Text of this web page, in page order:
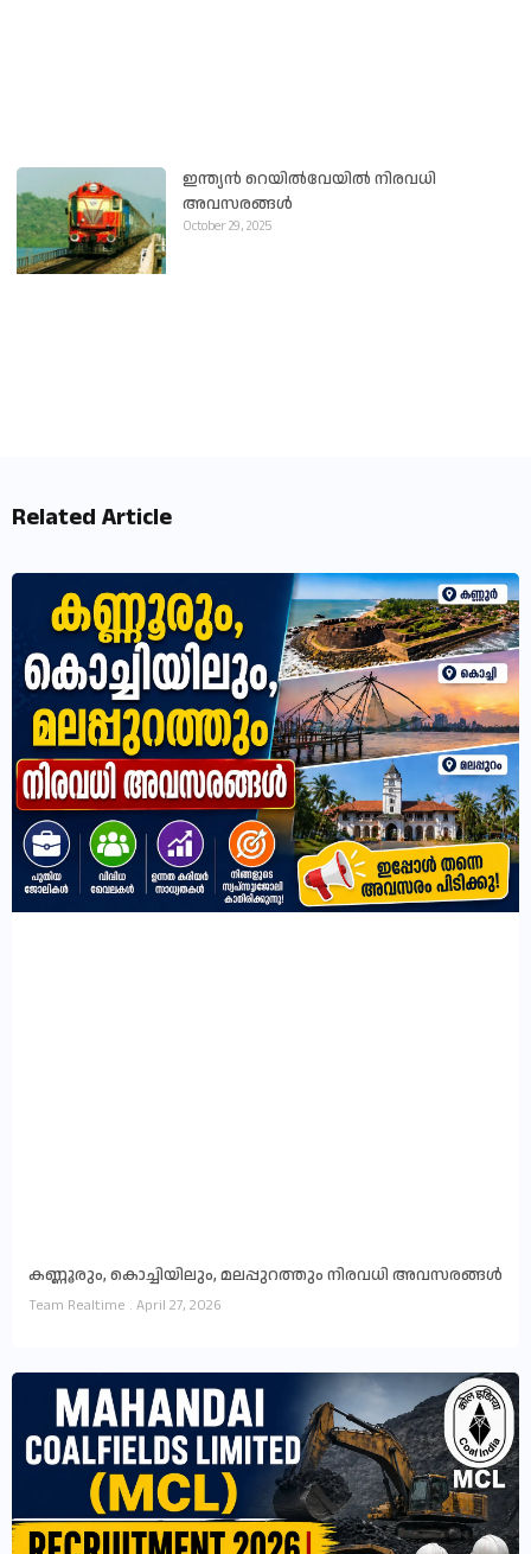
ഇന്ത്യൻ റെയിൽവേയിൽ നിരവധി
അവസരങ്ങൾ
October 29, 2025
Related Article
കണ്ണൂരും, കൊച്ചിയിലും, മലപ്പുറത്തും നിരവധി അവസരങ്ങൾ
Team Realtime April 27, 2026